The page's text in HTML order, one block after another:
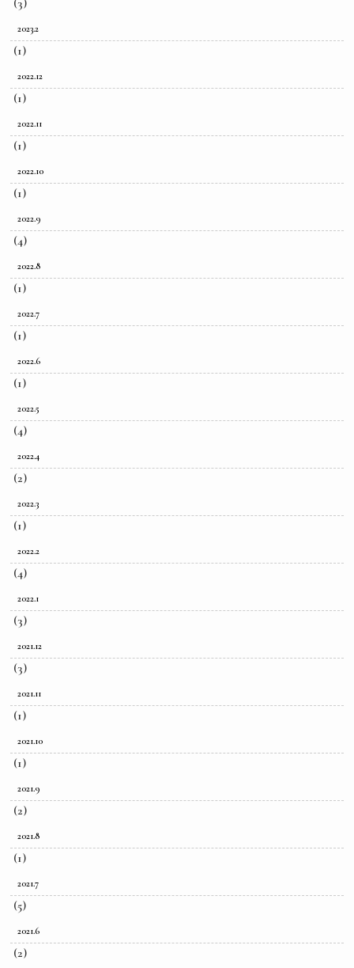
(3)
2023.2
(1)
2022.12
(1)
2022.11
(1)
2022.10
(1)
2022.9
(4)
2022.8
(1)
2022.7
(1)
2022.6
(1)
2022.5
(4)
2022.4
(2)
2022.3
(1)
2022.2
(4)
2022.1
(3)
2021.12
(3)
2021.11
(1)
2021.10
(1)
2021.9
(2)
2021.8
(1)
2021.7
(5)
2021.6
(2)